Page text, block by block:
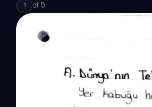
1 of 5